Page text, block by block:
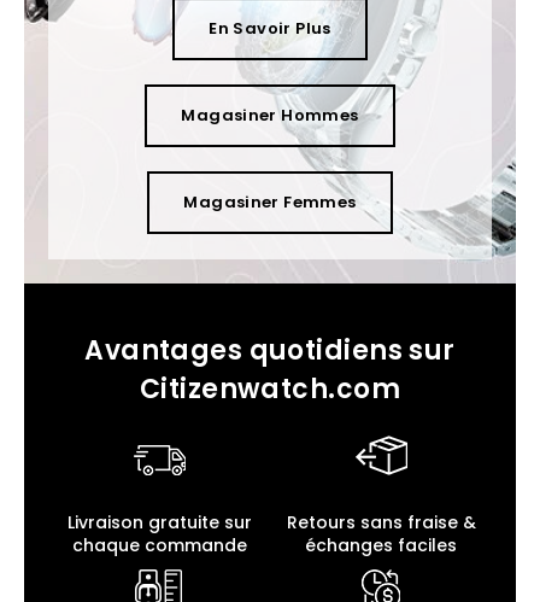
En Savoir Plus
Magasiner Hommes
Magasiner Femmes
Avantages quotidiens sur
Citizenwatch.com
Livraison gratuite sur
chaque commande
Retours sans fraise &
échanges faciles